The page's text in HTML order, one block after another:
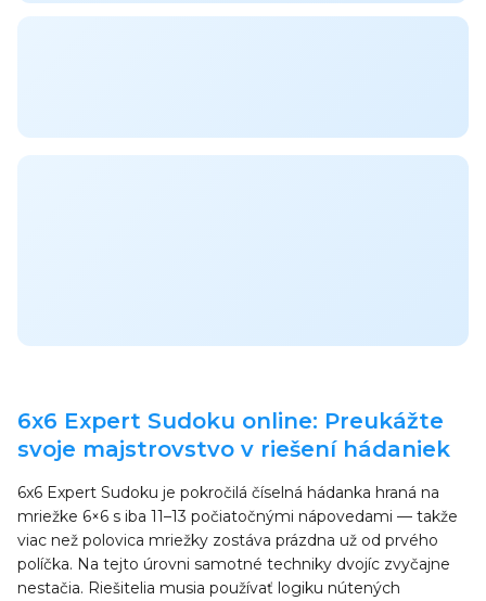
6x6 Expert Sudoku online: Preukážte
svoje majstrovstvo v riešení hádaniek
6x6 Expert Sudoku je pokročilá číselná hádanka hraná na
mriežke 6×6 s iba 11–13 počiatočnými nápovedami — takže
viac než polovica mriežky zostáva prázdna už od prvého
políčka. Na tejto úrovni samotné techniky dvojíc zvyčajne
nestačia. Riešitelia musia používať logiku nútených